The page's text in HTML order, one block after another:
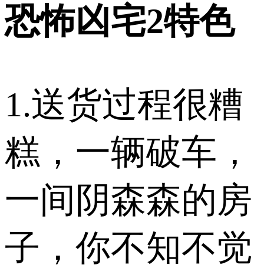
恐怖凶宅2特色
1.送货过程很糟
糕，一辆破车，
一间阴森森的房
子，你不知不觉